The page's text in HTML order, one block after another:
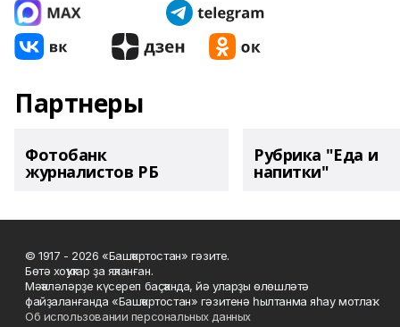
Партнеры
Фотобанк
журналистов РБ
Рубрика "Еда и
напитки"
© 1917 - 2026 «Башҡортостан» гәзите.
Бөтә хоҡуҡтар ҙа яҡланған.
Мәҡәләләрҙе күсереп баҫҡанда, йә уларҙы өлөшләтә
файҙаланғанда «Башҡортостан» гәзитенә һылтанма яһау мотлаҡ.
Об использовании персональных данных